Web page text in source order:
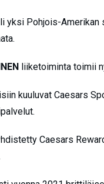
yksi Pohjois-
liiketoiminta toimii
kuuluvat Caesars
Caesars